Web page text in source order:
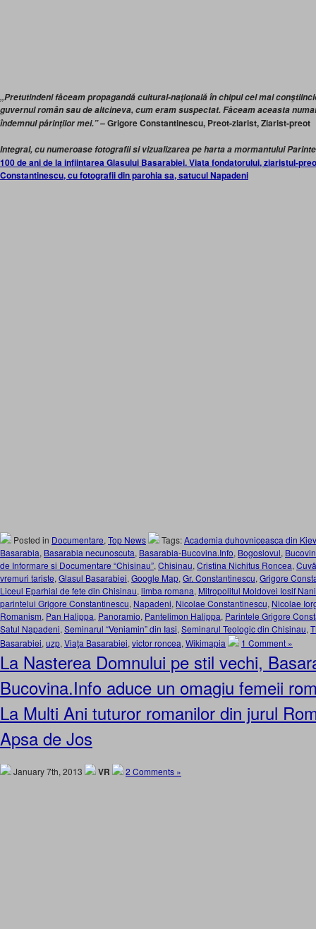
„Pretutindeni făceam propagandă cultural-naţională în chipul cel mai
guvernul român sau de altcineva, cum eram suspectat. Făceam aceasta
îndemnul părinţilor mei.” –Grigore Constantinescu, Preot-ziarist, Ziarist-preot
Integral, cu numeroase fotografii si vizualizarea pe harta a mormantului
100 de ani de la infiintarea Glasului Basarabiei. Viata fondatorului, ziaristul-
Constantinescu, cu fotografii din parohia sa, satucul Napadeni
Posted in Documentare, Top News Tags:Academia duhovniceasca din Kiev
Basarabia, Basarabia necunoscuta, Basarabia-Bucovina.Info, Bogoslovul,
de Informare si Documentare “Chisinau”, Chisinau, Cristina Nichitus Roncea,
vremuri tariste, Glasul Basarabiei, Google Map, Gr. Constantinescu, Grigore
Liceul Eparhial de fete din Chisinau, limba romana, Mitropolitul Moldovei Iosif
parintelui Grigore Constantinescu, Napadeni, Nicolae Constantinescu, Nicolae
Romanism, Pan Halippa, Panoramio, Pantelimon Halippa, Parintele Grigore
Satul Napadeni, Seminarul “Veniamin” din Iasi, Seminarul Teologic din Chisinau,
Basarabiei, uzp, Viaţa Basarabiei, victor roncea, Wikimapia 1 Comment »
La Nasterea Domnului pe stil vechi,
Bucovina.Info aduce un omagiu femeii
La Multi Ani tuturor romanilor din jurul
Apsa de Jos
January 7th, 2013 VR 2 Comments »